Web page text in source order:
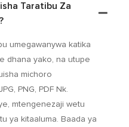
Taratibu Za
umegawanywa katika
dhana yako, na utupe
michoro
PNG, PDF Nk.
mtengenezaji wetu
ya kitaaluma. Baada ya